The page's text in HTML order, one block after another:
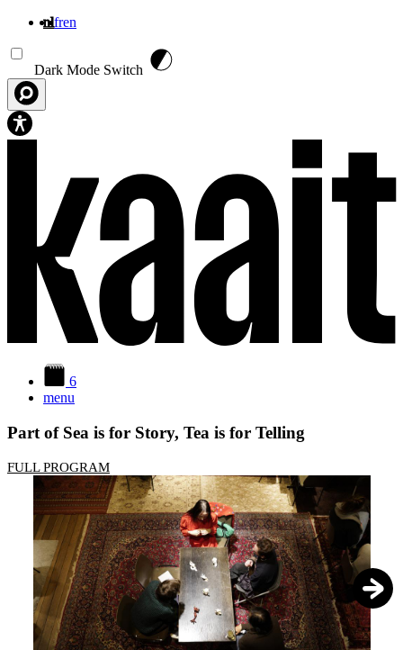
nlfren
Dark Mode Switch
6
menu
Part of Sea is for Story, Tea is for Telling
FULL PROGRAM